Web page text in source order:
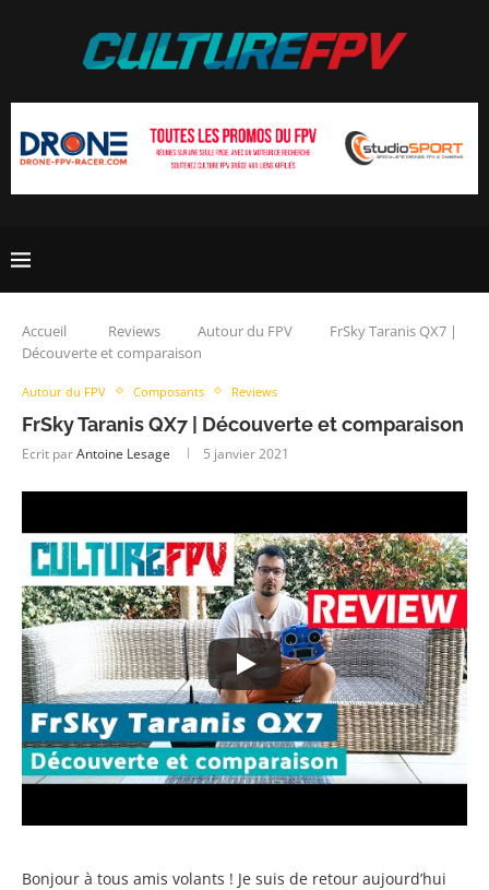
Accueil Reviews Autour du FPV
FrSky Taranis QX7 |
Découverte et comparaison
Autour du FPV Composants Reviews
FrSky Taranis QX7 | Découverte et comparaison
Ecrit parAntoine Lesage 5 janvier 2021
Bonjour à tous amis volants ! Je suis de retour aujourd’hui